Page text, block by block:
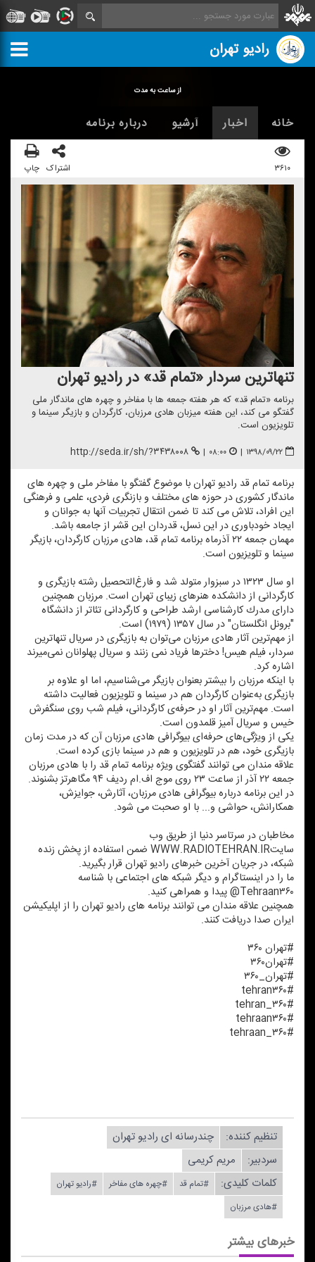
رادیو تهران
از ساعت به مدت
خانه اخبار آرشیو درباره برنامه
۳۶۱۰ اشتراک چاپ
تنهاترین سردار «تمام قد» در رادیو تهران
برنامه «تمام قد» كه هر هفته جمعه ها با مفاخر و چهره های ماندگار ملی
گفتگو می كند، این هفته میزبان هادی مرزبان، كارگردان و بازیگر سینما و
تلویزیون است.
۱۳۹۸/۰۹/۲۲ | ۰۸:۰۰ | http://seda.ir/sh/?۳۴۳۸۰۰۸
برنامه تمام قد رادیو تهران با موضوع گفتگو با مفاخر ملی و چهره های
ماندگار كشوری در حوزه های مختلف و بازنگری فردی، علمی و فرهنگی
این افراد، تلاش می كند تا ضمن انتقال تجربیات آنها به جوانان و
ایجاد خودباوری در این نسل، قدردان این قشر از جامعه باشد.
مهمان جمعه ۲۲ آذرماه برنامه تمام قد، هادی مرزبان كارگردان، بازیگر
سینما و تلویزیون است.
او سال ۱۳۲۳ در سبزوار متولد شد و فارغ‌التحصیل رشته‎ بازیگری و
كارگردانی از دانشكده‎ هنرهای زیبای تهران است. مرزبان همچنین
دارای مدرك كارشناسی ارشد طراحی و كارگردانی تئاتر از دانشگاه
"برونل انگلستان" در سال ۱۳۵۷ (۱۹۷۹) است.
از مهم‌ترین آثار هادی مرزبان می‌توان به بازیگری در سریال تنهاترین
سردار، فیلم هیس! دخترها فریاد نمی زنند و سریال پهلوانان نمی‌میرند
اشاره كرد.
با اینكه مرزبان را بیشتر بعنوان بازیگر می‌شناسیم، اما او علاوه ‌بر
بازیگری به‌عنوان كارگردان هم در سینما و تلویزیون فعالیت داشته
است. مهم‌ترین آثار او در حرفه‌ی كارگردانی، فیلم شب روی سنگفرش
خیس و سریال آمیز قلمدون است.
یكی از ویژگی‌های حرفه‌ای بیوگرافی هادی مرزبان آن كه در مدت زمان
بازیگری خود، هم در تلویزیون و هم در سینما بازی كرده است.
علاقه مندان می توانند گفتگوی ویژه برنامه تمام قد را با هادی مرزبان
جمعه ۲۲ آذر از ساعت ۲۳ روی موج اف.ام ردیف ۹۴ مگاهرتز بشنوند.
در این برنامه درباره بیوگرافی هادی مرزبان، آثارش، جوایزش،
همكارانش، حواشی و... با او صحبت می شود.
مخاطبان در سرتاسر دنیا از طریق وب
سایتWWW.RADIOTEHRAN.IR ضمن استفاده از پخش زنده
شبكه، در جریان آخرین خبرهای رادیو تهران قرار بگیرید.
ما را در اینستاگرام و دیگر شبكه های اجتماعی با شناسه
Tehraan۳۶۰@ پیدا و همراهی كنید.
همچنین علاقه مندان می توانند برنامه های رادیو تهران را از اپلیكیشن
ایران صدا دریافت كنند.
#تهران ۳۶۰
#تهران۳۶۰
#تهران_۳۶۰
#tehran۳۶۰
#tehran_۳۶۰
#tehraan۳۶۰
#tehraan_۳۶۰
تنظیم كننده:
چندرسانه ای رادیو تهران
سردبیر:
مریم كریمی
کلمات کلیدی:
#تمام قد #چهره های مفاخر
#رادیو تهران
#هادی مرزبان
خبرهای بیشتر